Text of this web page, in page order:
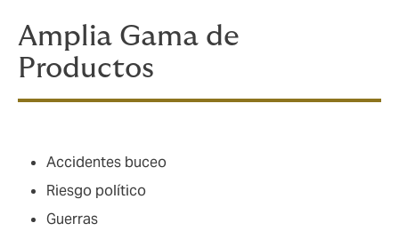
Amplia Gama de
Productos
Accidentes buceo
Riesgo político
Guerras